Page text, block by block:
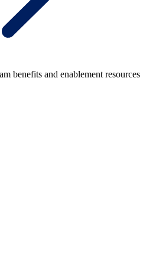
benefits and enablement resources